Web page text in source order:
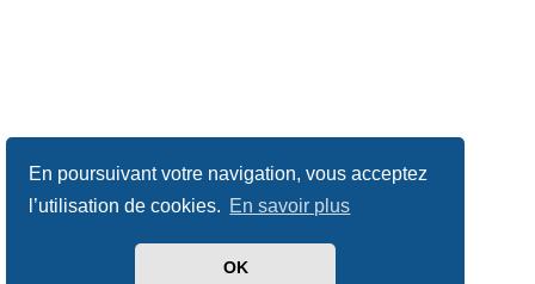
En poursuivant votre navigation, vous acceptez
l’utilisation de cookies. En savoir plus
OK